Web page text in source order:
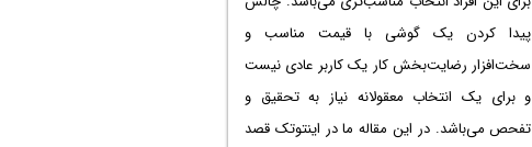
پیدا کردن یک گوشی با قیمت مناسب و
سخت‌افزار رضایت‌بخش کار یک کاربر عادی نیست
و برای یک انتخاب معقولانه نیاز به تحقیق و
تفحص می‌باشد. در این مقاله ما در اینتوتک قصد